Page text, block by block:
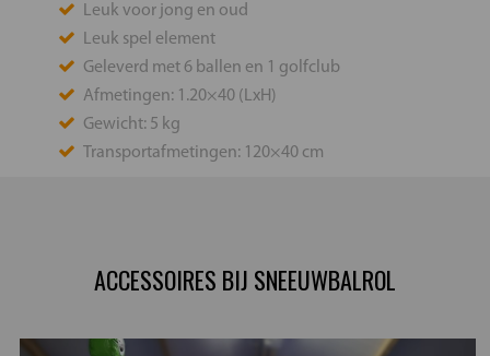
Leuk voor jong en oud
Leuk spel element
Geleverd met 6 ballen en 1 golfclub
Afmetingen: 1.20×40 (LxH)
Gewicht: 5 kg
Transportafmetingen: 120×40 cm
ACCESSOIRES BIJ SNEEUWBALROL